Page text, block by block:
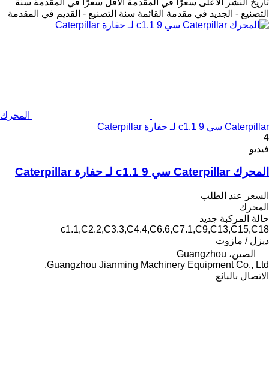
التصنيع - الجديد في مقدمة القائمة سنة التصنيع - القديم في المقدمة
المحرك
Caterpillar سي 9 c1.1 لـ حفارة Caterpillar
4
فيديو
المحرك Caterpillar سي 9 c1.1 لـ حفارة Caterpillar
السعر عند الطلب
المحرك
حالة المركبة جديد
c1.1,C2.2,C3.3,C4.4,C6.6,C7.1,C9,C13,C15,C18
ديزل / مازوت
الصين، Guangzhou
Guangzhou Jianming Machinery Equipment Co., Ltd.
الاتصال بالبائع